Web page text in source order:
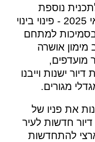
נוספת
שאושרה להפקדה בחודש מאי 2025 - פינוי בינוי
למתחם
מימון אושרה
מועדפים,
318 יחידות דיור ישנות וייבנו
את פניו של
חדשות לעיר
להתחדשות